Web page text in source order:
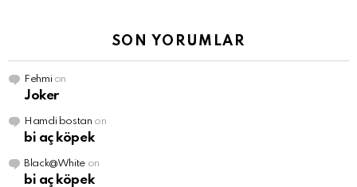
SON YORUMLAR
Fehmion
Joker
Hamdi bostan on
bi aç köpek
Black@White on
bi aç köpek